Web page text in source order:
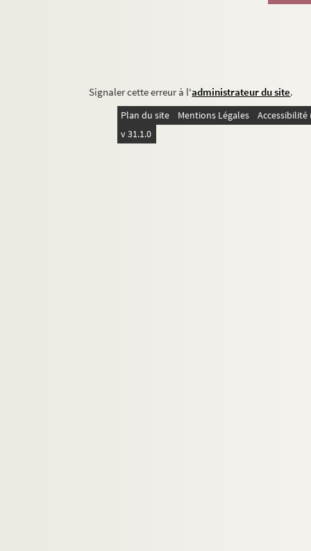
Signaler cette erreur à l'administrateur du site.
Plan du site Mentions Légales
v 31.1.0